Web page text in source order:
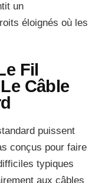
un
éloignés où les
Fil
Câble
puissent
conçus pour faire
typiques
aux câbles